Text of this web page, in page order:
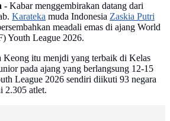
- Kabar menggembirakan datang dari
Karateka muda Indonesia Zaskia Putri
meadali emas di ajang World
Youth League 2026.
Keong itu menjdi yang terbaik di Kelas
pada ajang yang berlangsung 12-15
League 2026 sendiri diikuti 93 negara
2.305 atlet.